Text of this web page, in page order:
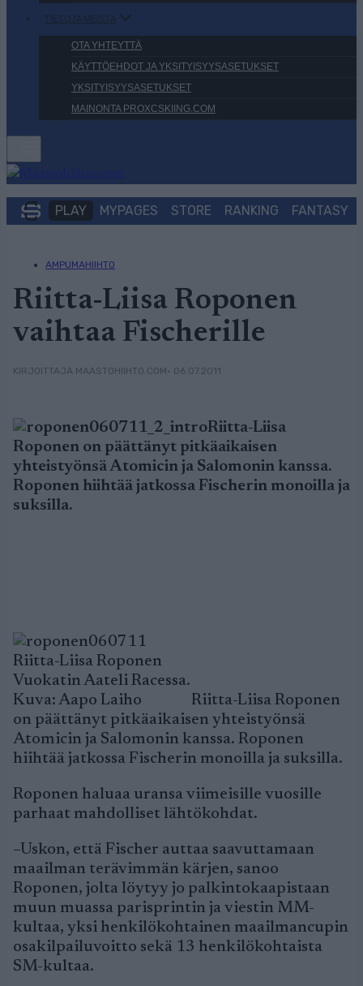
TIETOJA MEISTÄ
OTA YHTEYTTÄ
KÄYTTÖEHDOT JA YKSITYISYYSASETUKSET
YKSITYISYYSASETUKSET
MAINONTA PROXCSKIING.COM
PLAY MYPAGES STORE RANKING FANTASY
AMPUMAHIIHTO
Riitta-Liisa Roponen
vaihtaa Fischerille
KIRJOITTAJA MAASTOHIIHTO.COM• 06.07.2011
Riitta-Liisa
Roponen on päättänyt pitkäaikaisen
yhteistyönsä Atomicin ja Salomonin kanssa.
Roponen hiihtää jatkossa Fischerin monoilla ja
suksilla.
Riitta-Liisa Roponen
Vuokatin Aateli Racessa.
Kuva: Aapo Laiho
Riitta-Liisa Roponen
on päättänyt pitkäaikaisen yhteistyönsä
Atomicin ja Salomonin kanssa. Roponen
hiihtää jatkossa Fischerin monoilla ja suksilla.
Roponen haluaa uransa viimeisille vuosille
parhaat mahdolliset lähtökohdat.
–Uskon, että Fischer auttaa saavuttamaan
maailman terävimmän kärjen, sanoo
Roponen, jolta löytyy jo palkintokaapistaan
muun muassa parisprintin ja viestin MM-
kultaa, yksi henkilökohtainen maailmancupin
osakilpailuvoitto sekä 13 henkilökohtaista
SM-kultaa.